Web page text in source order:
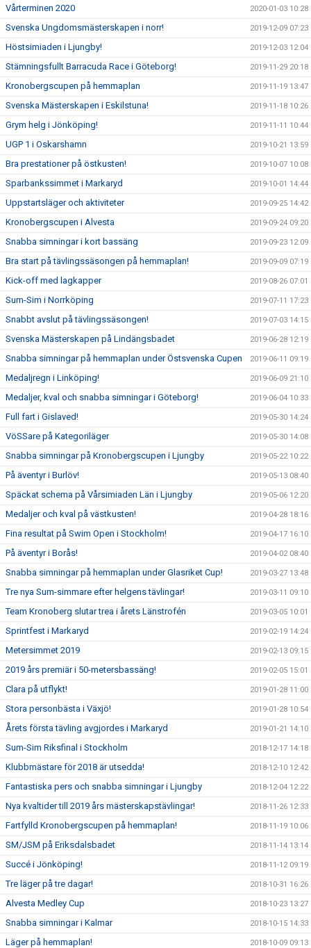
Vårterminen 2020 2020-01-03 10:28
Svenska Ungdomsmästerskapen i norr! 2019-12-09 07:23
Höstsimiaden i Ljungby! 2019-12-03 12:04
Stämningsfullt Barracuda Race i Göteborg! 2019-11-29 20:18
Kronobergscupen på hemmaplan 2019-11-19 13:47
Svenska Mästerskapen i Eskilstuna! 2019-11-18 10:26
Grym helg i Jönköping! 2019-11-11 10:44
UGP 1 i Oskarshamn 2019-10-21 13:59
Bra prestationer på östkusten! 2019-10-07 10:08
Sparbankssimmet i Markaryd 2019-10-01 14:44
Uppstartsläger och aktiviteter 2019-09-25 14:42
Kronobergscupen i Alvesta 2019-09-24 09:20
Snabba simningar i kort bassäng 2019-09-23 12:09
Bra start på tävlingssäsongen på hemmaplan! 2019-09-09 07:19
Kick-off med lagkapper 2019-08-26 07:01
Sum-Sim i Norrköping 2019-07-11 17:23
Snabbt avslut på tävlingssäsongen! 2019-07-03 14:15
Svenska Mästerskapen på Lindängsbadet 2019-06-28 12:19
Snabba simningar på hemmaplan under Östsvenska Cupen 2019-06-11 09:19
Medaljregn i Linköping! 2019-06-09 21:10
Medaljer, kval och snabba simningar i Göteborg! 2019-06-04 10:33
Full fart i Gislaved! 2019-05-30 14:24
VöSSare på Kategoriläger 2019-05-30 14:08
Snabba simningar på Kronobergscupen i Ljungby 2019-05-22 10:22
På äventyr i Burlöv! 2019-05-13 08:40
Späckat schema på Vårsimiaden Län i Ljungby 2019-05-06 12:20
Medaljer och kval på västkusten! 2019-04-28 18:16
Fina resultat på Swim Open i Stockholm! 2019-04-17 16:10
På äventyr i Borås! 2019-04-02 08:40
Snabba simningar på hemmaplan under Glasriket Cup! 2019-03-27 13:48
Tre nya Sum-simmare efter helgens tävlingar! 2019-03-11 09:10
Team Kronoberg slutar trea i årets Länstrofén 2019-03-05 10:01
Sprintfest i Markaryd 2019-02-19 14:24
Metersimmet 2019 2019-02-13 09:15
2019 års premiär i 50-metersbassäng! 2019-02-05 15:01
Clara på utflykt! 2019-01-28 11:00
Stora personbästa i Växjö! 2019-01-28 10:54
Årets första tävling avgjordes i Markaryd 2019-01-21 14:10
Sum-Sim Riksfinal i Stockholm 2018-12-17 14:18
Klubbmästare för 2018 är utsedda! 2018-12-10 12:42
Fantastiska pers och snabba simningar i Ljungby 2018-12-04 12:22
Nya kvaltider till 2019 års mästerskapstävlingar! 2018-11-26 12:33
Fartfylld Kronobergscupen på hemmaplan! 2018-11-19 10:06
SM/JSM på Eriksdalsbadet 2018-11-14 13:14
Succé i Jönköping! 2018-11-12 09:19
Tre läger på tre dagar! 2018-10-31 16:26
Alvesta Medley Cup 2018-10-23 13:27
Snabba simningar i Kalmar 2018-10-15 14:33
Läger på hemmaplan! 2018-10-09 09:13